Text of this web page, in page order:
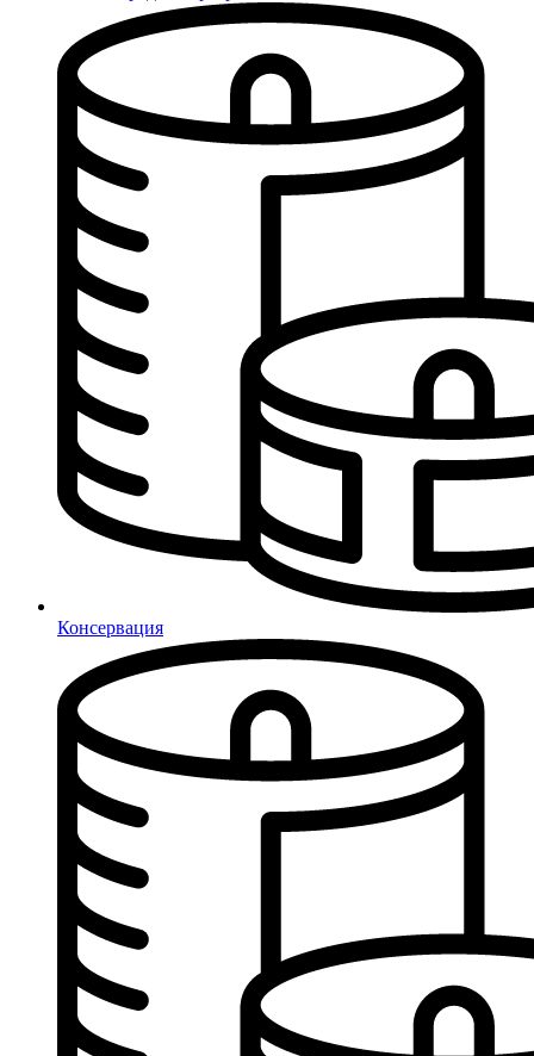
Консервация